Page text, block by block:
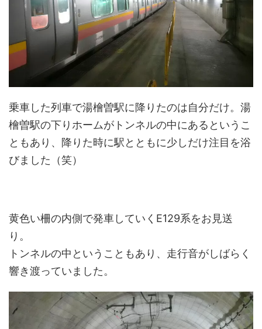
乗車した列車で湯檜曽駅に降りたのは自分だけ。湯
檜曽駅の下りホームがトンネルの中にあるというこ
ともあり、降りた時に駅とともに少しだけ注目を浴
びました（笑）
黄色い柵の内側で発車していくE129系をお見送
り。
トンネルの中ということもあり、走行音がしばらく
響き渡っていました。